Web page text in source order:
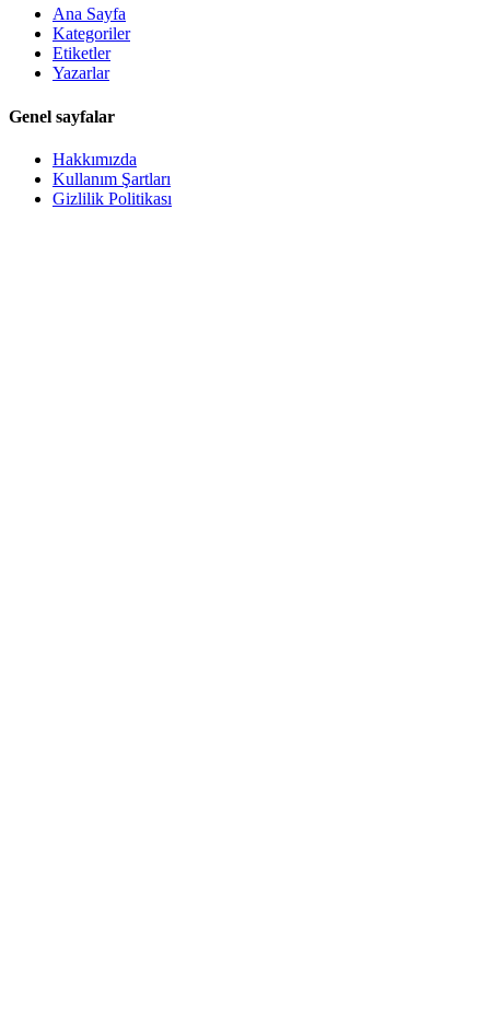
Ana Sayfa
Kategoriler
Etiketler
Yazarlar
Genel sayfalar
Hakkımızda
Kullanım Şartları
Gizlilik Politikası